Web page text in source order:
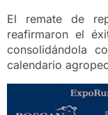
El remate de
reafirmaron el
consolidándola
calendario